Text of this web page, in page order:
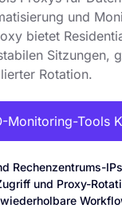
und
bietet
Sitzungen,
Rotation.
Monitoring-Tools
Rechenzentrums-IPs
und Proxy-